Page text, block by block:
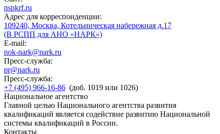
nspkrf.ru
Адрес для корреспонденции:
109240, Москва, Котельническая набережная д.17
(В РСПП для АНО «НАРК»)
E-mail:
nok-nark@nark.ru
Пресс-служба:
pr@nark.ru
Пресс-служба:
+7 (495) 966-16-86 (доб. 1019 или 1026)
Национальное агентство
Главной целью Национального агентства развития
квалификаций является содействие развитию Национальной
системы квалификаций в России.
Контакты